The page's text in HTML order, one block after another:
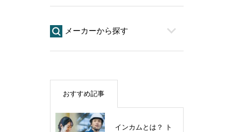
メーカーから探す
おすすめ記事
インカムとは？ ト